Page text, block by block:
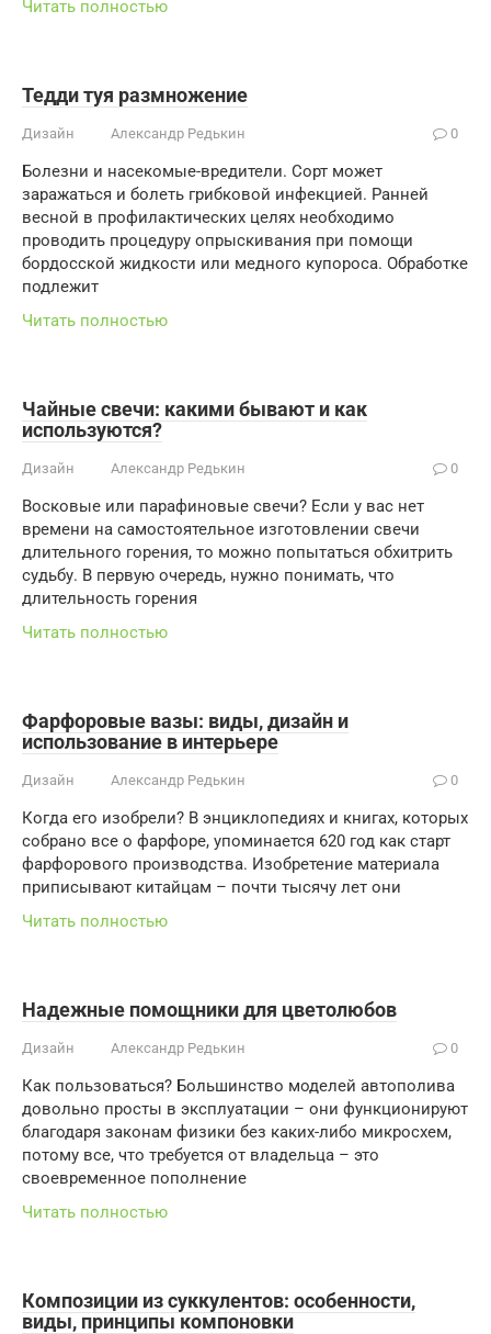
Читать полностью
Тедди туя размножение
Дизайн Александр Редькин 0
Болезни и насекомые-вредители. Сорт может
заражаться и болеть грибковой инфекцией. Ранней
весной в профилактических целях необходимо
проводить процедуру опрыскивания при помощи
бордосской жидкости или медного купороса. Обработке
подлежит
Читать полностью
Чайные свечи: какими бывают и как
используются?
Дизайн Александр Редькин 0
Восковые или парафиновые свечи? Если у вас нет
времени на самостоятельное изготовлении свечи
длительного горения, то можно попытаться обхитрить
судьбу. В первую очередь, нужно понимать, что
длительность горения
Читать полностью
Фарфоровые вазы: виды, дизайн и
использование в интерьере
Дизайн Александр Редькин 0
Когда его изобрели? В энциклопедиях и книгах, которых
собрано все о фарфоре, упоминается 620 год как старт
фарфорового производства. Изобретение материала
приписывают китайцам – почти тысячу лет они
Читать полностью
Надежные помощники для цветолюбов
Дизайн Александр Редькин 0
Как пользоваться? Большинство моделей автополива
довольно просты в эксплуатации – они функционируют
благодаря законам физики без каких-либо микросхем,
потому все, что требуется от владельца – это
своевременное пополнение
Читать полностью
Композиции из суккулентов: особенности,
виды, принципы компоновки